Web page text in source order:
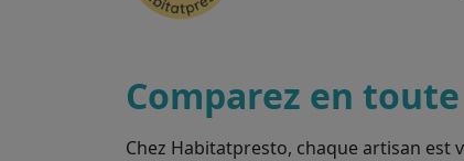
Comparez en
Chez Habitatpresto, chaque artisan